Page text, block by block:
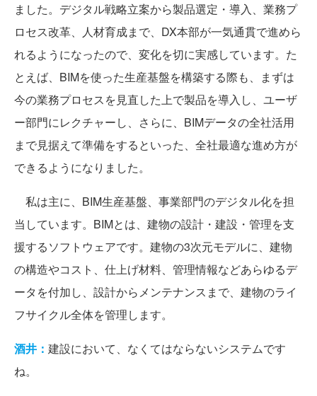
ました。デジタル戦略立案から製品選定・導入、業務プ
ロセス改革、人材育成まで、DX本部が一気通貫で進めら
れるようになったので、変化を切に実感しています。た
とえば、BIMを使った生産基盤を構築する際も、まずは
今の業務プロセスを見直した上で製品を導入し、ユーザ
ー部門にレクチャーし、さらに、BIMデータの全社活用
まで見据えて準備をするといった、全社最適な進め方が
できるようになりました。
私は主に、BIM生産基盤、事業部門のデジタル化を担
当しています。BIMとは、建物の設計・建設・管理を支
援するソフトウェアです。建物の3次元モデルに、建物
の構造やコスト、仕上げ材料、管理情報などあらゆるデ
ータを付加し、設計からメンテナンスまで、建物のライ
フサイクル全体を管理します。
酒井： 建設において、なくてはならないシステムです
ね。